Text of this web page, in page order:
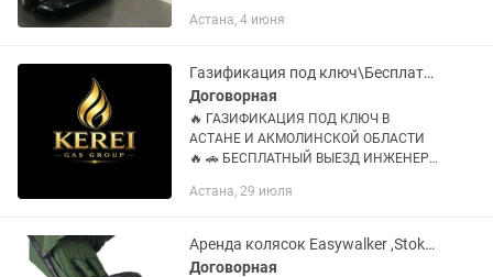
высокого класса. С нами ваш
все...
Астана, 4 июня
Газификация под ключ\Бесплатный выезд инженера\Рассрочка 0.0.24
Договорная
🔥 ГАЗИФИКАЦИЯ ПОД КЛЮЧ В
АСТАНЕ И АКМОЛИНСКОЙ ОБЛАСТИ
🔥 🚗 БЕСПЛАТНЫЙ ВЫЕЗД ИНЖЕНЕРА
надежный партнер в сфере
коттеджей, коммерческих...
Астана, 29 июля
Аренда колясок Easywalker ,Stokke Yoyo 3 новая версия
Договорная